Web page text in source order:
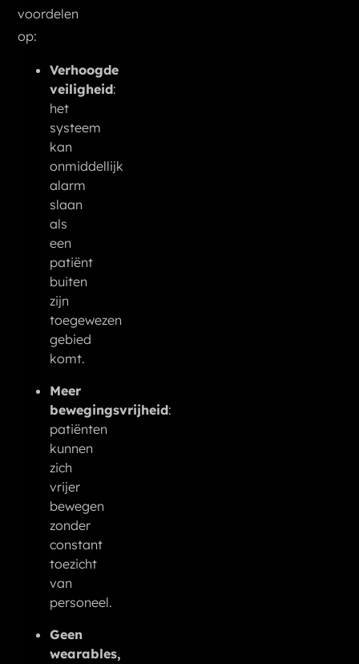
voordelen
op:
Verhoogde
veiligheid:
het
systeem
kan
onmiddellijk
alarm
slaan
als
een
patiënt
buiten
zijn
toegewezen
gebied
komt.
Meer
bewegingsvrijheid:
patiënten
kunnen
zich
vrijer
bewegen
zonder
constant
toezicht
van
personeel.
Geen
wearables,